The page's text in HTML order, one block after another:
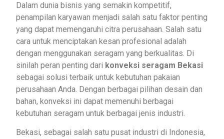
Dalam dunia bisnis yang semakin kompetitif,
penampilan karyawan menjadi salah satu faktor penting
yang dapat memengaruhi citra perusahaan. Salah satu
cara untuk menciptakan kesan profesional adalah
dengan menggunakan seragam yang berkualitas. Di
sinilah peran penting dari konveksi seragam Bekasi
sebagai solusi terbaik untuk kebutuhan pakaian
perusahaan Anda. Dengan berbagai pilihan desain dan
bahan, konveksi ini dapat memenuhi berbagai
kebutuhan seragam untuk berbagai jenis industri.
Bekasi, sebagai salah satu pusat industri di Indonesia,